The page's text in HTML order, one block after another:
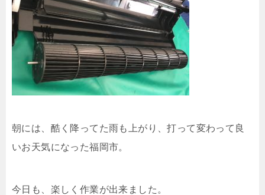
朝には、酷く降ってた雨も上がり、打って変わって良
いお天気になった福岡市。
今日も、楽しく作業が出来ました。